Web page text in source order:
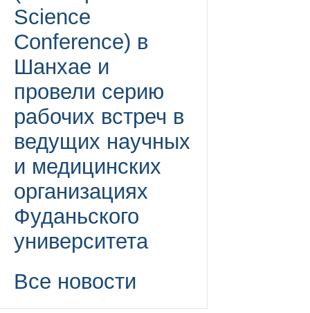
Science
Conference) в
Шанхае и
провели серию
рабочих встреч в
ведущих научных
и медицинских
организациях
Фуданьского
университета
Все новости